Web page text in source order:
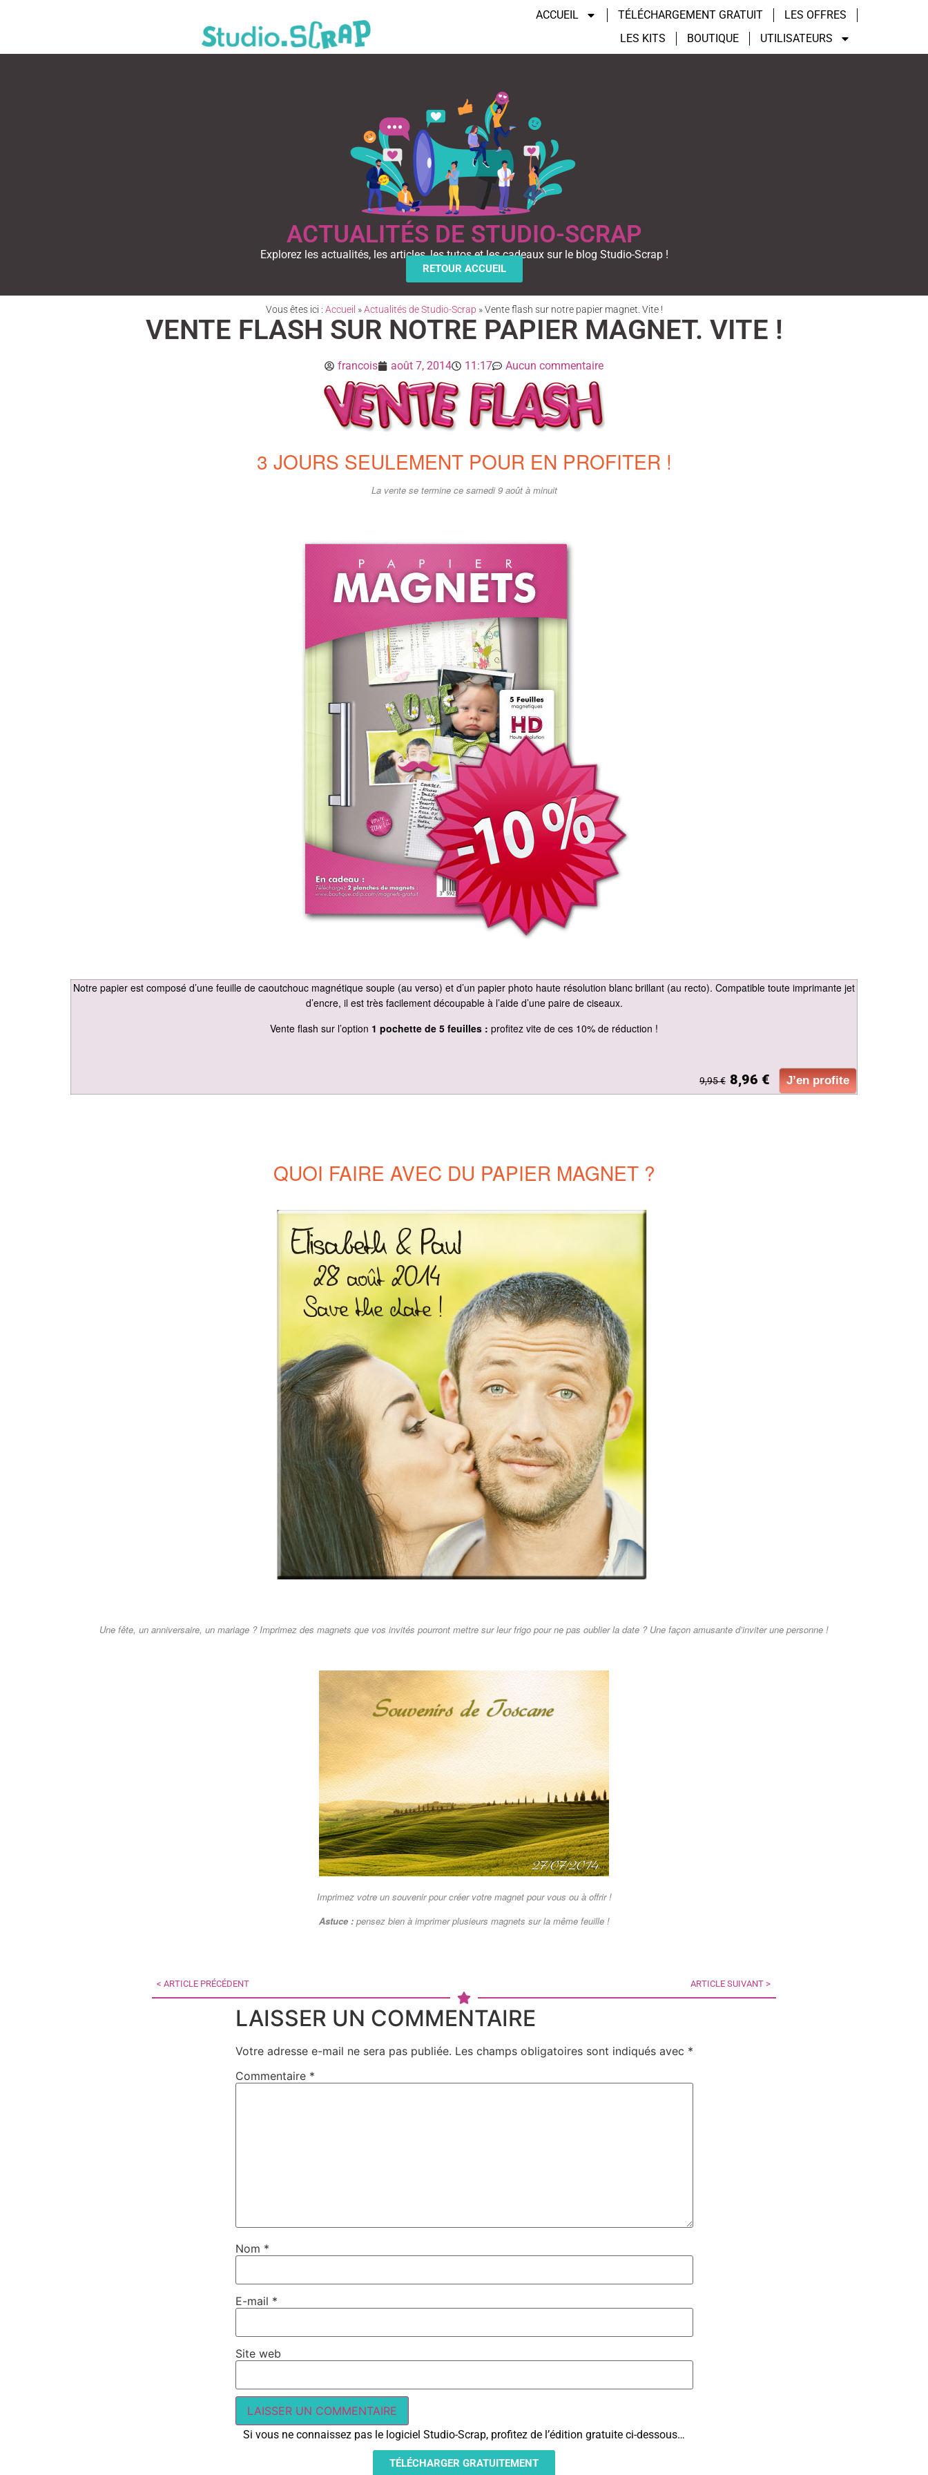
ACCUEIL TÉLÉCHARGEMENT GRATUIT
LES OFFRES
LES KITS
BOUTIQUE UTILISATEURS
ACTUALITÉS DE STUDIO-SCRAP
Explorez les actualités, les articles, les tutos et les cadeaux sur le blog Studio-Scrap !
RETOUR ACCUEIL
Vous êtes ici : Accueil »Actualités de Studio-Scrap »Vente flash sur notre papier magnet. Vite !
VENTE FLASH SUR NOTRE PAPIER MAGNET. VITE !
francois août 7, 2014 11:17 Aucun commentaire
3 JOURS SEULEMENT POUR EN PROFITER !
La vente se termine ce samedi 9 août à minuit
Notre papier est composé d’une feuille de caoutchouc magnétique souple (au verso) et d’un papier photo haute résolution blanc brillant (au recto). Compatible toute imprimante jet
d’encre, il est très facilement découpable à l’aide d’une paire de ciseaux.
Vente flash sur l’option 1 pochette de 5 feuilles : profitez vite de ces 10% de réduction !
9,95 € 8,96 € J’en profite
QUOI FAIRE AVEC DU PAPIER MAGNET ?
Une fête, un anniversaire, un mariage ? Imprimez des magnets que vos invités pourront mettre sur leur frigo pour ne pas oublier la date ? Une façon amusante d’inviter une personne !
Imprimez votre un souvenir pour créer votre magnet pour vous ou à offrir !
Astuce :pensez bien à imprimer plusieurs magnets sur la même feuille !
< ARTICLE PRÉCÉDENT ARTICLE SUIVANT >
LAISSER UN COMMENTAIRE
Votre adresse e-mail ne sera pas publiée. Les champs obligatoires sont indiqués avec *
Commentaire *
Nom *
E-mail *
Site web
Si vous ne connaissez pas le logiciel Studio-Scrap, profitez de l’édition gratuite ci-dessous…
TÉLÉCHARGER GRATUITEMENT